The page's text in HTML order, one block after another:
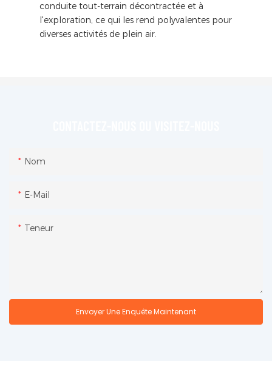
conduite tout-terrain décontractée et à
l'exploration, ce qui les rend polyvalentes pour
diverses activités de plein air.
Nom
E-Mail
Teneur
Envoyer Une Enquête Maintenant